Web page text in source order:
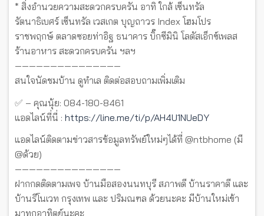
* สิ่งอำนวยความสะดวกครบครัน อาทิ ใกล้ เซ็นทรัล
รัตนาธิเบศร์ เซ็นทรัล เวสเกต บุญถาวร Index โฮมโปร
ราชพฤกษ์ ตลาดซอยท่าอิฐ ธนาคาร บิ๊กซีมินิ โลตัสเอ็กซ์เพลส
ร้านอาหาร สะดวกครบครัน ฯลฯ
———————————————
สนใจนัดชมบ้าน ดูทำเล ติดต่อสอบถามเพิ่มเติม
✅ – คุณนุ้ย: 084-180-8461
แอดไลน์ที่นี่ : https://line.me/ti/p/AH4U1NUeDY
แอดไลน์ติดตามข่าวสารข้อมูลทรัพย์ใหม่ๆได้ที่ @ntbhome (มี
@ด้วย)
———————————————
ฝากกดติดตามเพจ บ้านมือสองนนทบุรี สภาพดี บ้านราคาดี และ
บ้านรีโนเวท กรุงเทพ และ ปริมณฑล ด้วยนะคะ มีบ้านใหม่เข้า
มาทุกอาทิตย์นะคะ